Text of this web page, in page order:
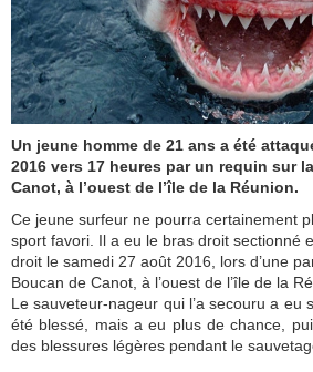
Un jeune homme de 21 ans a été
2016 vers 17 heures par un requin sur
Canot, à l’ouest de l’île de la Réunion.
Ce jeune surfeur ne pourra certainement
sport favori. Il a eu le bras droit sectionné
droit le samedi 27 août 2016, lors d’une
Boucan de Canot, à l’ouest de l’île de la
Le sauveteur-nageur qui l’a secouru a eu
été blessé, mais a eu plus de chance,
des blessures légères pendant le